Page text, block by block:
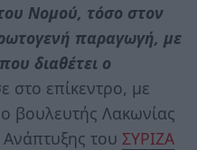
Νομού, τόσο στον
παραγωγή, με
διαθέτει ο
στο επίκεντρο, με
βουλευτής Λακωνίας
Ανάπτυξης του ΣΥΡΙΖΑ